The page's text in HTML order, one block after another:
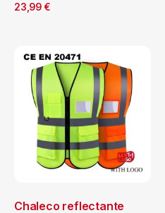
23,99 €
Chaleco reflectante